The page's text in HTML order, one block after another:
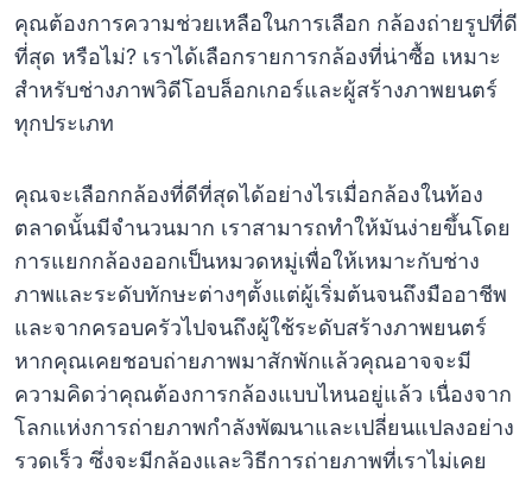
คุณต้องการความช่วยเหลือในการเลือก กล้องถ่ายรูปที่ดี
ที่สุด หรือไม่? เราได้เลือกรายการกล้องที่น่าซื้อ เหมาะ
สำหรับช่างภาพวิดีโอบล็อกเกอร์และผู้สร้างภาพยนตร์
ทุกประเภท
คุณจะเลือกกล้องที่ดีที่สุดได้อย่างไรเมื่อกล้องในท้อง
ตลาดนั้นมีจำนวนมาก เราสามารถทำให้มันง่ายขึ้นโดย
การแยกกล้องออกเป็นหมวดหมู่เพื่อให้เหมาะกับช่าง
ภาพและระดับทักษะต่างๆตั้งแต่ผู้เริ่มต้นจนถึงมืออาชีพ
และจากครอบครัวไปจนถึงผู้ใช้ระดับสร้างภาพยนตร์
หากคุณเคยชอบถ่ายภาพมาสักพักแล้วคุณอาจจะมี
ความคิดว่าคุณต้องการกล้องแบบไหนอยู่แล้ว เนื่องจาก
โลกแห่งการถ่ายภาพกำลังพัฒนาและเปลี่ยนแปลงอย่าง
รวดเร็ว ซึ่งจะมีกล้องและวิธีการถ่ายภาพที่เราไม่เคย